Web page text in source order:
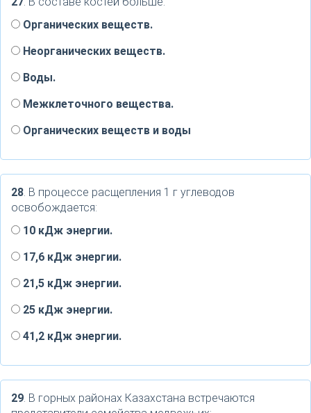
Органических веществ.
Неорганических веществ.
Воды.
Межклеточного вещества.
Органических веществ и воды
28. В процессе расщепления 1 г углеводов
освобождается:
10 кДж энергии.
17,6 кДж энергии.
21,5 кДж энергии.
25 кДж энергии.
41,2 кДж энергии.
29. В горных районах Казахстана встречаются